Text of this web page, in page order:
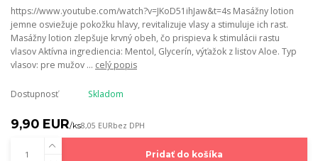
https://www.youtube.com/watch?v=JKoD51ihJaw&t=4s Masážny lotion
jemne osviežuje pokožku hlavy, revitalizuje vlasy a stimuluje ich rast.
Masážny lotion zlepšuje krvný obeh, čo prispieva k stimulácii rastu
vlasov Aktívna ingrediencia: Mentol, Glycerín, výťažok z listov Aloe. Typ
vlasov: pre mužov ... celý popis
Dostupnosť Skladom
9,90 EUR/ks8,05 EURbez DPH
Pridať do košíka